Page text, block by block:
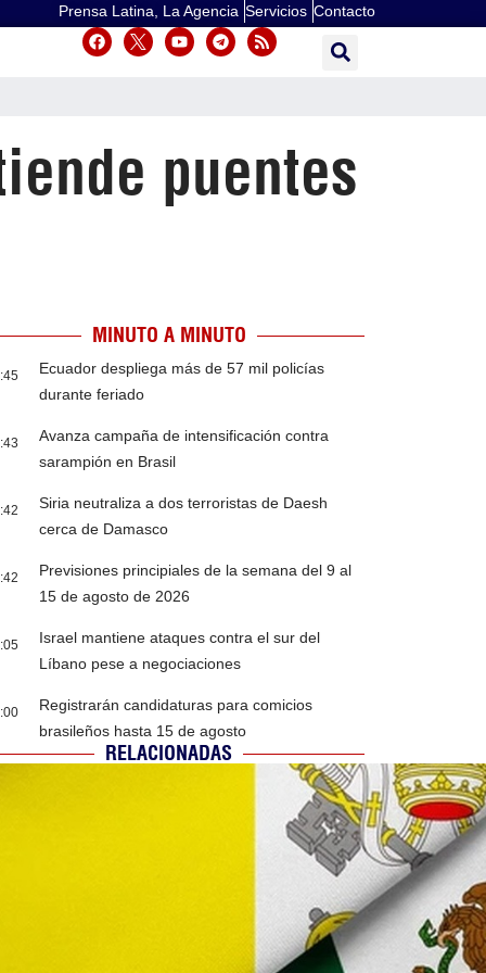
Prensa Latina, La Agencia Servicios Contacto
puentes
MINUTO A MINUTO
Ecuador despliega más de 57 mil policías
durante feriado
Avanza campaña de intensificación contra
sarampión en Brasil
Siria neutraliza a dos terroristas de Daesh
cerca de Damasco
Previsiones principiales de la semana del 9 al
15 de agosto de 2026
Israel mantiene ataques contra el sur del
Líbano pese a negociaciones
Registrarán candidaturas para comicios
brasileños hasta 15 de agosto
RELACIONADAS